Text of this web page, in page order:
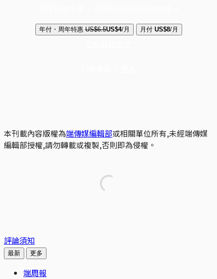
年付・周年特惠 US$6.5US$4/月 月付 US$8/月
本刊載內容版權為端傳媒編輯部或相關單位所有,未經端傳媒
編輯部授權,請勿轉載或複製,否則即為侵權。
評論須知
最新 更多
端周報